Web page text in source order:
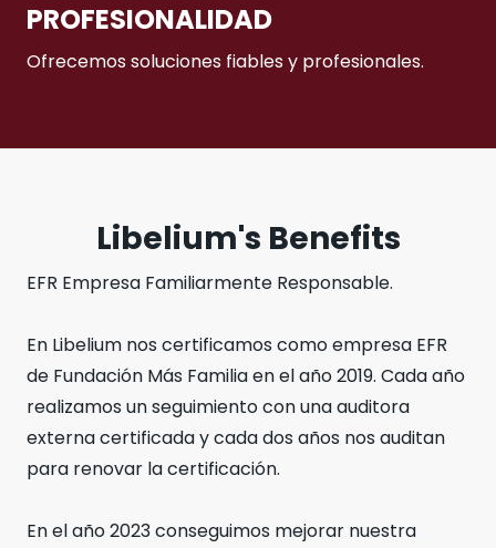
PROFESIONALIDAD
Ofrecemos soluciones fiables y profesionales.
Libelium's Benefits
EFR Empresa Familiarmente Responsable.
En Libelium nos certificamos como empresa EFR
de Fundación Más Familia en el año 2019. Cada año
realizamos un seguimiento con una auditora
externa certificada y cada dos años nos auditan
para renovar la certificación.
En el año 2023 conseguimos mejorar nuestra